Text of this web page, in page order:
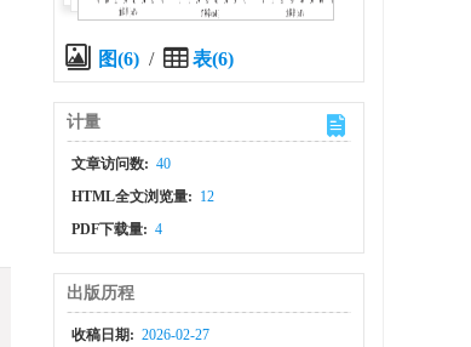
图(6) / 表(6)
计量
文章访问数: 40
HTML全文浏览量: 12
PDF下载量: 4
出版历程
收稿日期: 2026-02-27